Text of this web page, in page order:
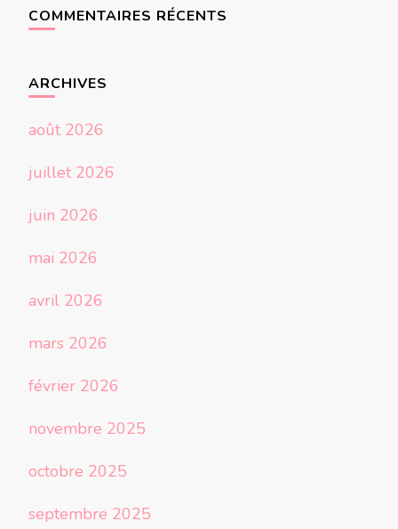
COMMENTAIRES RÉCENTS
ARCHIVES
août 2026
juillet 2026
juin 2026
mai 2026
avril 2026
mars 2026
février 2026
novembre 2025
octobre 2025
septembre 2025